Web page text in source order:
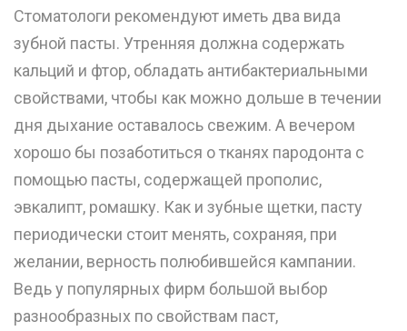
Стоматологи рекомендуют иметь два вида
зубной пасты. Утренняя должна содержать
кальций и фтор, обладать антибактериальными
свойствами, чтобы как можно дольше в течении
дня дыхание оставалось свежим. А вечером
хорошо бы позаботиться о тканях пародонта с
помощью пасты, содержащей прополис,
эвкалипт, ромашку. Как и зубные щетки, пасту
периодически стоит менять, сохраняя, при
желании, верность полюбившейся кампании.
Ведь у популярных фирм большой выбор
разнообразных по свойствам паст,